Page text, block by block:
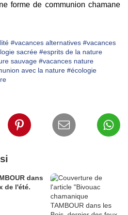
forme de communion chamane
#vacances alternatives #vacances
sacrée #esprits de la nature
sauvage #vacances nature
avec la nature #écologie
dans
de l'été.